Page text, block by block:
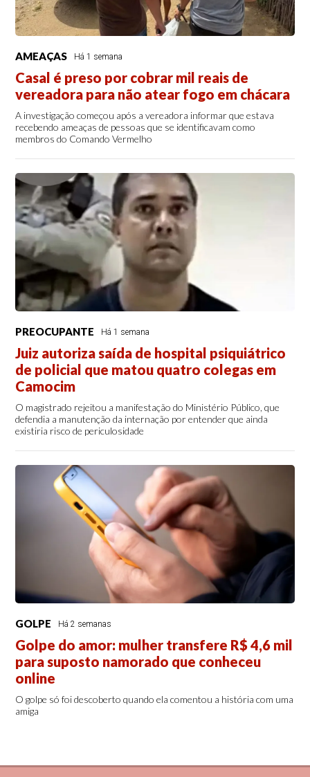
AMEAÇAS Há 1 semana
Casal é preso por cobrar mil reais de
vereadora para não atear fogo em chácara
A investigação começou após a vereadora informar que estava
recebendo ameaças de pessoas que se identificavam como
membros do Comando Vermelho
PREOCUPANTE Há 1 semana
Juiz autoriza saída de hospital psiquiátrico
de policial que matou quatro colegas em
Camocim
O magistrado rejeitou a manifestação do Ministério Público, que
defendia a manutenção da internação por entender que ainda
existiria risco de periculosidade
GOLPE Há 2 semanas
Golpe do amor: mulher transfere R$ 4,6 mil
para suposto namorado que conheceu
online
O golpe só foi descoberto quando ela comentou a história com uma
amiga